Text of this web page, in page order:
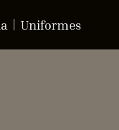
Uniformes